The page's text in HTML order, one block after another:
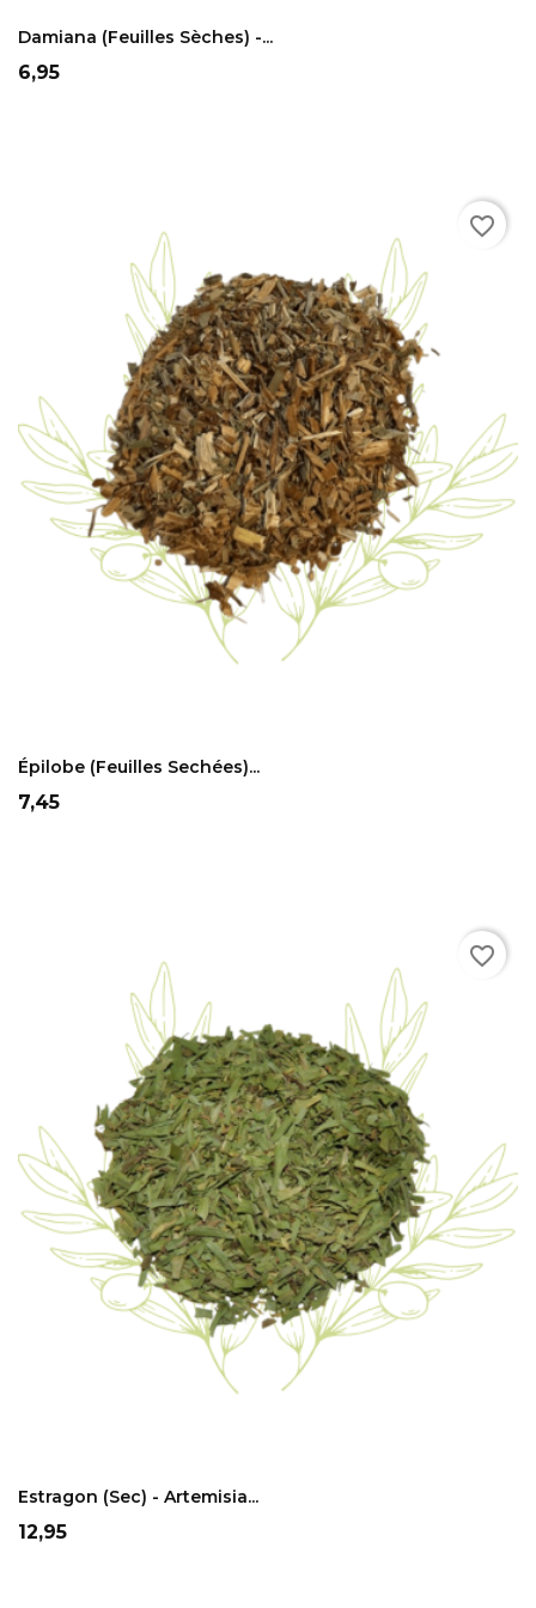
Damiana (feuilles Sèches) -...
Prix
6,95
Épilobe (feuilles Sechées)...
Prix
7,45
favorite_border
Estragon (sec) - Artemisia...
Prix
12,95
favorite_border